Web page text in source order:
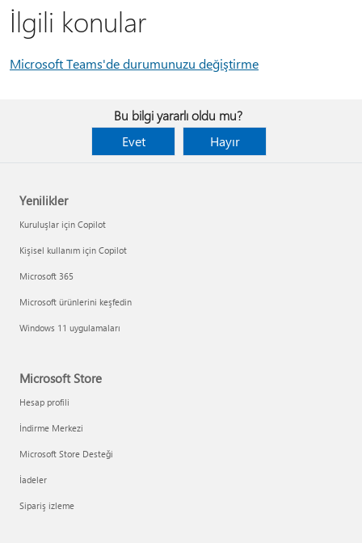
İlgili konular
Microsoft Teams'de durumunuzu değiştirme
Bu bilgi yararlı oldu mu?
Evet
Hayır
Yenilikler
Kuruluşlar için Copilot
Kişisel kullanım için Copilot
Microsoft 365
Microsoft ürünlerini keşfedin
Windows 11 uygulamaları
Microsoft Store
Hesap profili
İndirme Merkezi
Microsoft Store Desteği
İadeler
Sipariş izleme